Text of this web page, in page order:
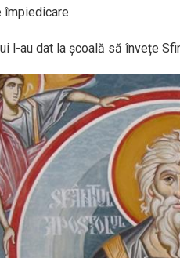
împiedicare.
l-au dat la școală să învețe